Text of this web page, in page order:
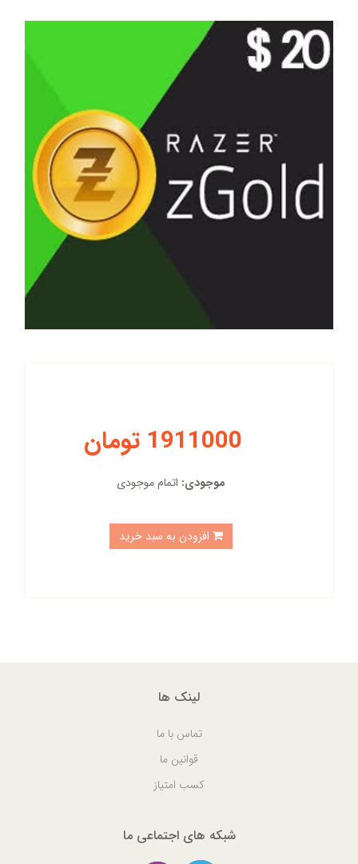
1911000 تومان
موجودی: اتمام موجودی
افزودن به سبد خرید
لینک ها
تماس با ما
قوانین ما
کسب امتیاز
شبکه های اجتماعی ما